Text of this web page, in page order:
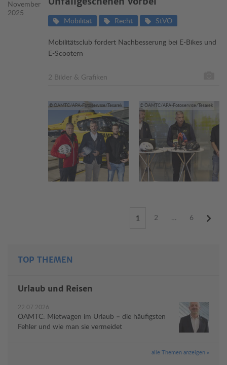
November
2025
Mobilität Recht StVO
Mobilitätsclub fordert Nachbesserung bei E-Bikes und
E-Scootern
2 Bilder & Grafiken
© ÖAMTC/APA-Fotoservice/Tesarek © ÖAMTC/APA-Fotoservice/Tesarek
1 2 … 6
TOP THEMEN
Urlaub und Reisen
22.07.2026
ÖAMTC: Mietwagen im Urlaub – die häufigsten
Fehler und wie man sie vermeidet
alle Themen anzeigen »